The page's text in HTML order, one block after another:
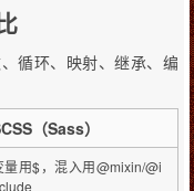
循环、映射、继承、编
（Sass）
量用$，混入用@mixin/@i